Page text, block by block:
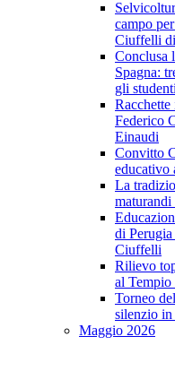
campo
Ciuffelli
Conclusa
Spagna:
gli
Federico
Einaudi
Convitto
educativo
La
di
Ciuffelli
Rilievo
al Tempio
Torneo
silenzio
Maggio 2026